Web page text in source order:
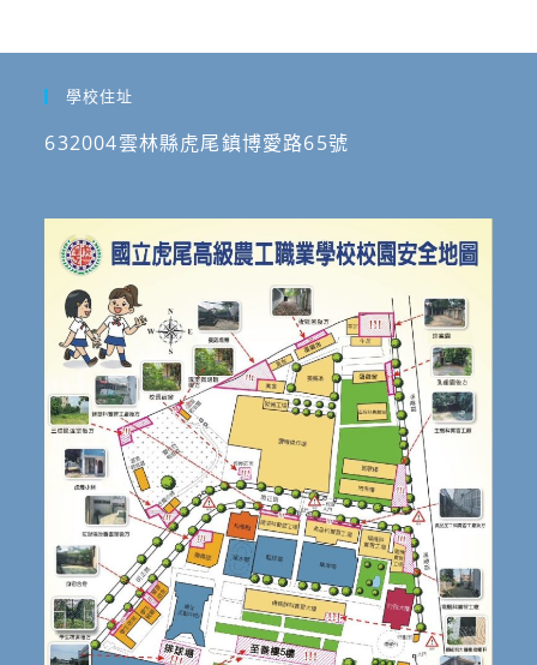
學校住址
632004雲林縣虎尾鎮博愛路65號